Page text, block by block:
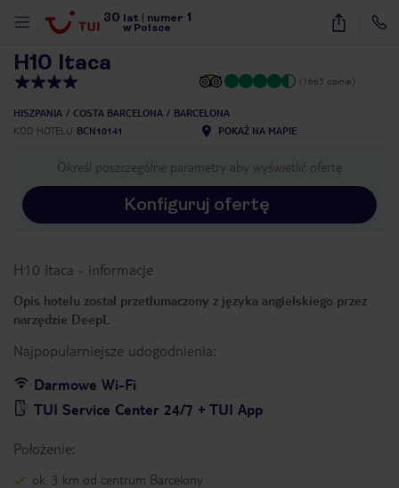
30 lat numer 1
w Polsce
11
H10 Itaca
(1663 opinie)
HISZPANIA COSTA BARCELONA
BARCELONA
KOD HOTELU BCN10141 POKAŻ NA MAPIE
Określ poszczególne parametry aby wyświetlić ofertę
Konfiguruj ofertę
H10 Itaca - informacje
Opis hotelu został przetłumaczony z języka angielskiego przez
narzędzie DeepL
Najpopularniejsze udogodnienia:
Darmowe Wi-Fi
TUI Service Center 24/7 + TUI App
Położenie:
ok. 3 km od centrum Barcelony